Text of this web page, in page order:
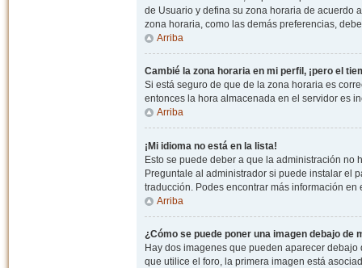
de Usuario y defina su zona horaria de acuerdo
zona horaria, como las demás preferencias,
Arriba
Cambié la zona horaria en mi perfil, ¡pero el
Si está seguro de que de la zona horaria es
entonces la hora almacenada en el servidor es
Arriba
¡Mi idioma no está en la lista!
Esto se puede deber a que la administración no
Preguntale al administrador si puede instalar el
traducción. Podes encontrar más información
Arriba
¿Cómo se puede poner una imagen debajo de
Hay dos imagenes que pueden aparecer
que utilice el foro, la primera imagen está